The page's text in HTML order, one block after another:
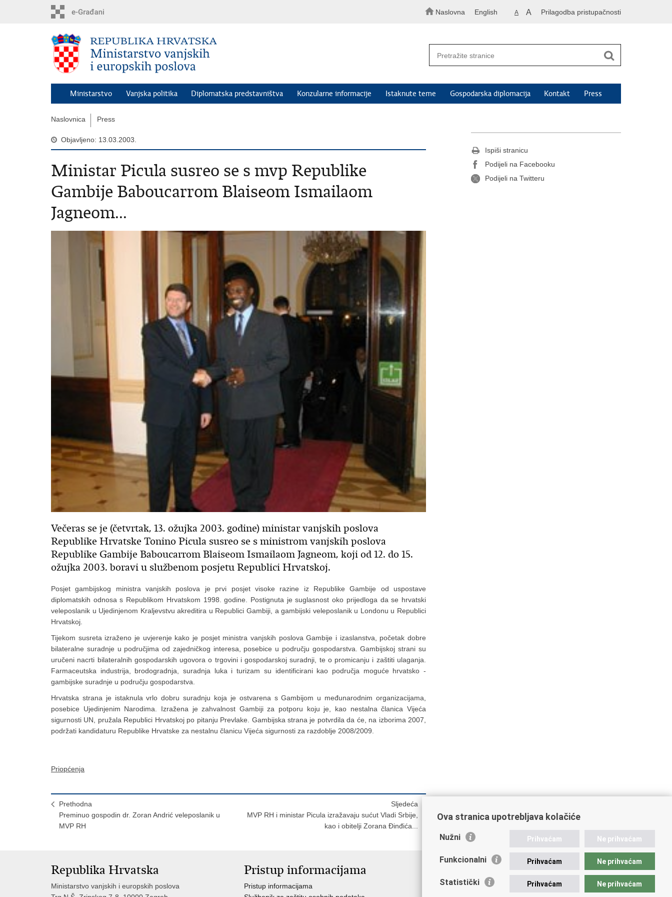
Naslovna English A A Prilagodba pristupačnosti
Ministarstvo Vanjska politika Diplomatska predstavništva Konzularne informacije Istaknute teme Gospodarska diplomacija Kontakt Press
Naslovnica Press
Objavljeno: 13.03.2003.
Ministar Picula susreo se s mvp Republike
Gambije Baboucarrom Blaiseom Ismailaom
Jagneom...
Večeras se je (četvrtak, 13. ožujka 2003. godine) ministar vanjskih poslova
Republike Hrvatske Tonino Picula susreo se s ministrom vanjskih poslova
Republike Gambije Baboucarrom Blaiseom Ismailaom Jagneom, koji od 12. do 15.
ožujka 2003. boravi u službenom posjetu Republici Hrvatskoj.
Posjet gambijskog ministra vanjskih poslova je prvi posjet visoke razine iz Republike Gambije od uspostave
diplomatskih odnosa s Republikom Hrvatskom 1998. godine. Postignuta je suglasnost oko prijedloga da se hrvatski
veleposlanik u Ujedinjenom Kraljevstvu akreditira u Republici Gambiji, a gambijski veleposlanik u Londonu u Republici
Hrvatskoj.
Tijekom susreta izraženo je uvjerenje kako je posjet ministra vanjskih poslova Gambije i izaslanstva, početak dobre
bilateralne suradnje u područjima od zajedničkog interesa, posebice u području gospodarstva. Gambijskoj strani su
uručeni nacrti bilateralnih gospodarskih ugovora o trgovini i gospodarskoj suradnji, te o promicanju i zaštiti ulaganja.
Farmaceutska industrija, brodogradnja, suradnja luka i turizam su identificirani kao područja moguće hrvatsko -
gambijske suradnje u području gospodarstva.
Hrvatska strana je istaknula vrlo dobru suradnju koja je ostvarena s Gambijom u međunarodnim organizacijama,
posebice Ujedinjenim Narodima. Izražena je zahvalnost Gambiji za potporu koju je, kao nestalna članica Vijeća
sigurnosti UN, pružala Republici Hrvatskoj po pitanju Prevlake. Gambijska strana je potvrdila da će, na izborima 2007,
podržati kandidaturu Republike Hrvatske za nestalnu članicu Vijeća sigurnosti za razdoblje 2008/2009.
Priopćenja
Prethodna
Preminuo gospodin dr. Zoran Andrić veleposlanik u
MVP RH
Sljedeća
MVP RH i ministar Picula izražavaju sućut Vladi Srbije,
kao i obitelji Zorana Đinđića...
Ispiši stranicu
Podijeli na Facebooku
Podijeli na Twitteru
Republika Hrvatska
Ministarstvo vanjskih i europskih poslova
Pristup informacijama
Pristup informacijama
Javna nabava u MVEP-u
Ova stranica upotrebljava kolačiće
Nužni Prihvaćam Ne prihvaćam
Funkcionalni Prihvaćam Ne prihvaćam
Statistički Prihvaćam Ne prihvaćam